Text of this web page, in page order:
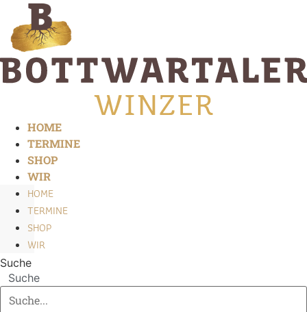
Inhalt
springen
HOME
TERMINE
SHOP
WIR
HOME
TERMINE
SHOP
WIR
Suche
Suche